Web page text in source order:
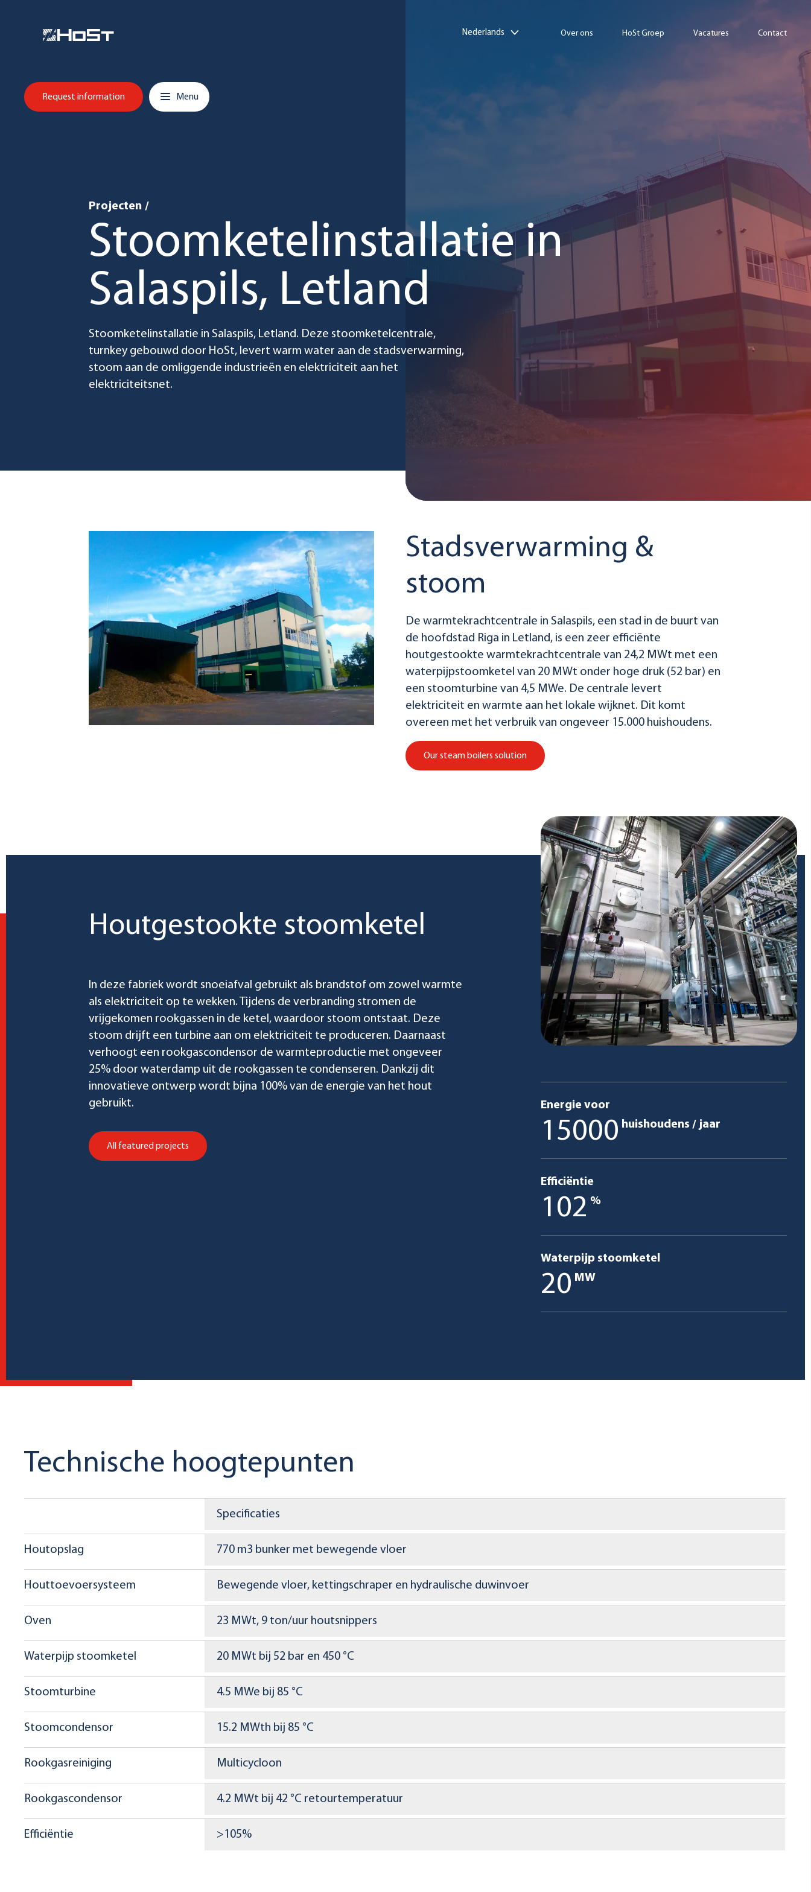
Nederlands Over ons HoSt Groep Vacatures Contact
Hoofdnavigatie
Request information
Menu
Projecten /
Stoomketelinstallatie in
Salaspils, Letland
Stoomketelinstallatie in Salaspils, Letland. Deze stoomketelcentrale,
turnkey gebouwd door HoSt, levert warm water aan de stadsverwarming,
stoom aan de omliggende industrieën en elektriciteit aan het
elektriciteitsnet.
Stadsverwarming &
stoom
De warmtekrachtcentrale in Salaspils, een stad in de buurt van
de hoofdstad Riga in Letland, is een zeer efficiënte
houtgestookte warmtekrachtcentrale van 24,2 MWt met een
waterpijpstoomketel van 20 MWt onder hoge druk (52 bar) en
een stoomturbine van 4,5 MWe. De centrale levert
elektriciteit en warmte aan het lokale wijknet. Dit komt
overeen met het verbruik van ongeveer 15.000 huishoudens.
Our steam boilers solution
Houtgestookte stoomketel
In deze fabriek wordt snoeiafval gebruikt als brandstof om zowel warmte
als elektriciteit op te wekken. Tijdens de verbranding stromen de
vrijgekomen rookgassen in de ketel, waardoor stoom ontstaat. Deze
stoom drijft een turbine aan om elektriciteit te produceren. Daarnaast
verhoogt een rookgascondensor de warmteproductie met ongeveer
25% door waterdamp uit de rookgassen te condenseren. Dankzij dit
innovatieve ontwerp wordt bijna 100% van de energie van het hout
gebruikt.
All featured projects
Energie voor
15000 huishoudens / jaar
Efficiëntie
102 %
Waterpijp stoomketel
20 MW
Technische hoogtepunten
Houtopslag
Houttoevoersysteem
Oven
Waterpijp stoomketel
Stoomturbine
Stoomcondensor
Rookgasreiniging
Rookgascondensor
Efficiëntie
Specificaties
770 m3 bunker met bewegende vloer
Bewegende vloer, kettingschraper en hydraulische duwinvoer
23 MWt, 9 ton/uur houtsnippers
20 MWt bij 52 bar en 450 °C
4.5 MWe bij 85 °C
15.2 MWth bij 85 °C
Multicycloon
4.2 MWt bij 42 °C retourtemperatuur
>105%